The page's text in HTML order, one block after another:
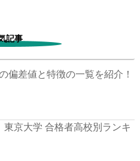
記事
偏差値と特徴の一覧を紹介！
東京大学 合格者高校別ランキ